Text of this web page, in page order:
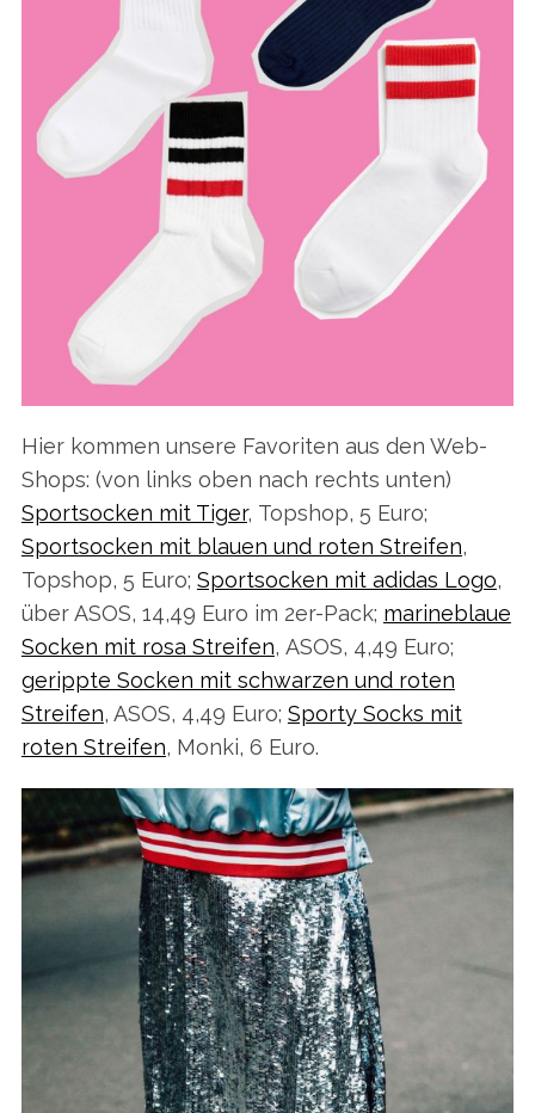
Hier kommen unsere Favoriten aus den Web-
Shops: (von links oben nach rechts unten)
Sportsocken mit Tiger, Topshop, 5 Euro;
Sportsocken mit blauen und roten Streifen,
Topshop, 5 Euro; Sportsocken mit adidas Logo,
über ASOS, 14,49 Euro im 2er-Pack; marineblaue
Socken mit rosa Streifen, ASOS, 4,49 Euro;
gerippte Socken mit schwarzen und roten
Streifen, ASOS, 4,49 Euro; Sporty Socks mit
roten Streifen, Monki, 6 Euro.
a
r
h